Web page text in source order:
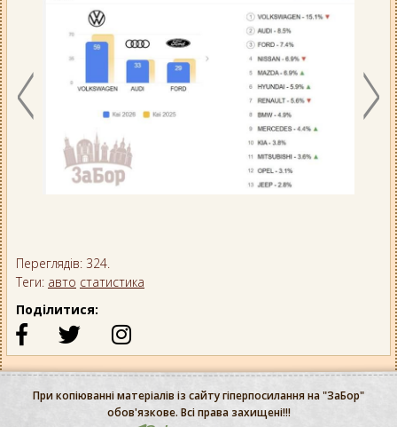
Переглядів: 324.
Теги: авто статистика
Поділитися:
При копіюванні матеріалів із сайту гіперпосилання на "ЗаБор"
обов'язкове. Всі права захищені!!!